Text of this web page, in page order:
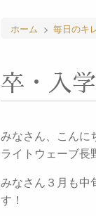
ホーム > 毎日のキ
卒・入
みなさん、こんに
ライトウェーブ長
みなさん３月も中
す！